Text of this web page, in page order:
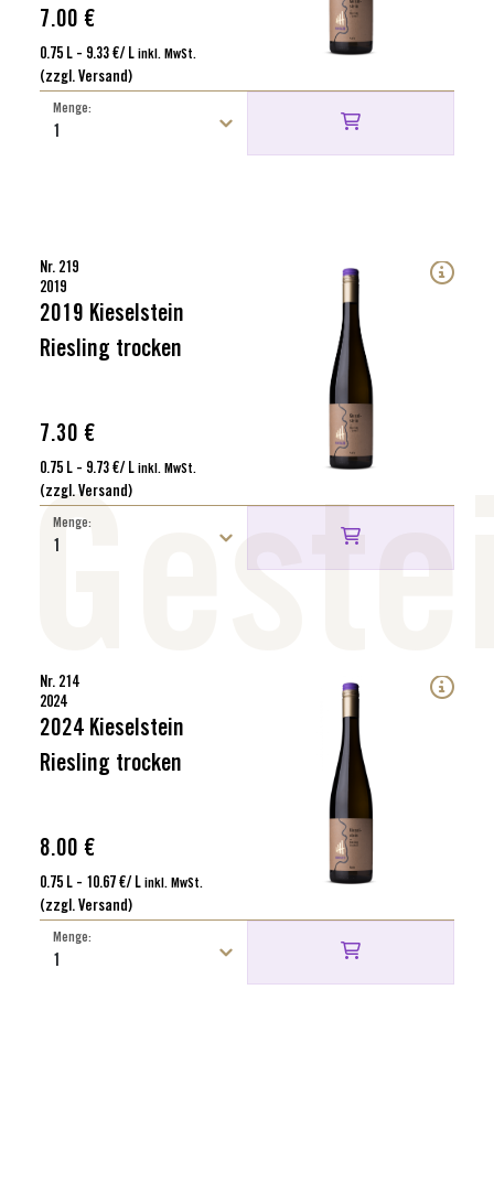
7.00 €
0.75 L - 9.33 €/ L inkl. MwSt.
(zzgl. Versand)
Menge:
Nr. 219
2019
2019 Kieselstein
Riesling trocken
7.30 €
0.75 L - 9.73 €/ L inkl. MwSt.
(zzgl. Versand)
Menge:
Nr. 214
2024
2024 Kieselstein
Riesling trocken
8.00 €
0.75 L - 10.67 €/ L inkl. MwSt.
(zzgl. Versand)
Menge: